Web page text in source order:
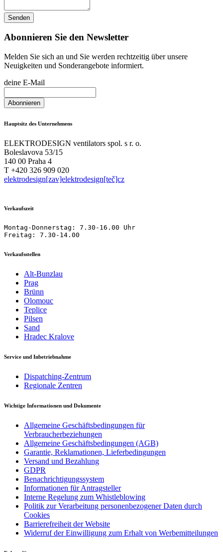
Abonnieren Sie den Newsletter
Melden Sie sich an und Sie werden rechtzeitig über unsere
Neuigkeiten und Sonderangebote informiert.
deine E-Mail
Hauptsitz des Unternehmens
ELEKTRODESIGN ventilators spol. s r. o.
Boleslavova 53/15
140 00 Praha 4
T +420 326 909 020
elektrodesign[zav]elektrodesign[teč]cz
Verkaufszeit
Montag-Donnerstag: 7.30-16.00 Uhr
Freitag: 7.30-14.00
Verkaufsstellen
Alt-Bunzlau
Prag
Brünn
Olomouc
Teplice
Pilsen
Sand
Hradec Kralove
Service und Inbetriebnahme
Dispatching-Zentrum
Regionale Zentren
Wichtige Informationen und Dokumente
Allgemeine Geschäftsbedingungen für
Verbraucherbeziehungen
Allgemeine Geschäftsbedingungen (AGB)
Garantie, Reklamationen, Lieferbedingungen
Versand und Bezahlung
GDPR
Benachrichtigungssystem
Informationen für Antragsteller
Interne Regelung zum Whistleblowing
Politik zur Verarbeitung personenbezogener Daten durch
Cookies
Barrierefreiheit der Website
Widerruf der Einwilligung zum Erhalt von Werbemitteilungen